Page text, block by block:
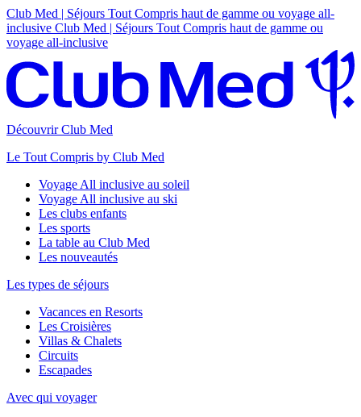
Club Med | Séjours Tout Compris haut de gamme ou voyage all-
inclusive Club Med | Séjours Tout Compris haut de gamme ou
voyage all-inclusive
Découvrir Club Med
Le Tout Compris by Club Med
Voyage All inclusive au soleil
Voyage All inclusive au ski
Les clubs enfants
Les sports
La table au Club Med
Les nouveautés
Les types de séjours
Vacances en Resorts
Les Croisières
Villas & Chalets
Circuits
Escapades
Avec qui voyager